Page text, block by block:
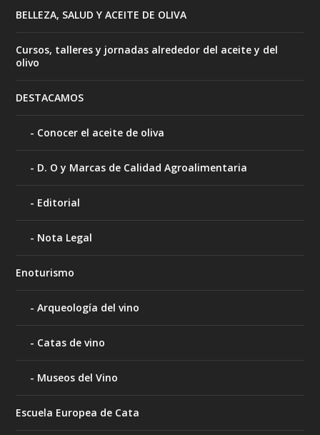
BELLEZA, SALUD Y ACEITE DE OLIVA
Cursos, talleres y jornadas alrededor del aceite y del
olivo
DESTACAMOS
Conocer el aceite de oliva
D. O y Marcas de Calidad Agroalimentaria
Editorial
Nota Legal
Enoturismo
Arqueología del vino
Catas de vino
Museos del Vino
Escuela Europea de Cata